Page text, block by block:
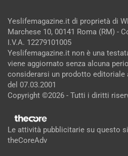
Yeslifemagazine.it di proprietà di
Marchese 10, 00141 Roma (RM) -
I.V.A. 12279101005
Yeslifemagazine.it non è una
viene aggiornato senza alcuna
considerarsi un prodotto editoriale
del 07.03.2001
Copyright ©2026 - Tutti i diritti
Le attività pubblicitarie su questo
theCoreAdv